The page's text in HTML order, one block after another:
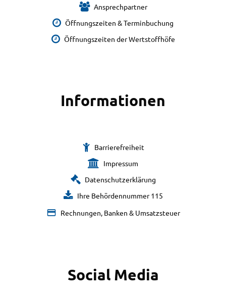
Ansprechpartner
Öffnungszeiten & Terminbuchung
Öffnungszeiten der Wertstoffhöfe
Informationen
Barrierefreiheit
Impressum
Datenschutzerklärung
Ihre Behördennummer 115
Rechnungen, Banken & Umsatzsteuer
Social Media